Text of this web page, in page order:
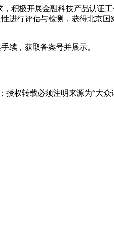
积极开展金融科技产品认证
进行评估与检测，获得北京
续，获取备案号并展示。
权转载必须注明来源为“大众